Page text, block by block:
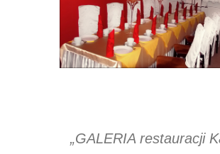
Nawigacja
„GALERIA restauracji